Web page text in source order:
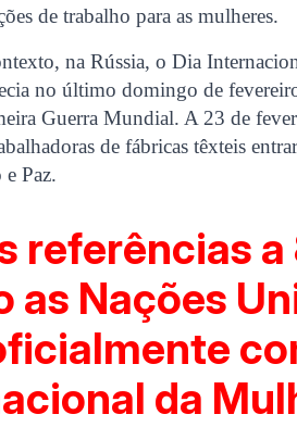
de trabalho para as mulheres.
na Rússia, o Dia
no último domingo de
Guerra Mundial. A 23 de
de fábricas têxteis
e Paz.
referências
as Nações
da